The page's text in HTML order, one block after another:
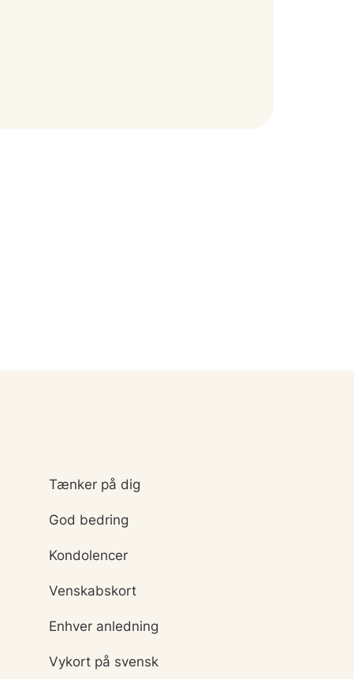
Tænker på dig
God bedring
Kondolencer
Venskabskort
Enhver anledning
Vykort på svensk